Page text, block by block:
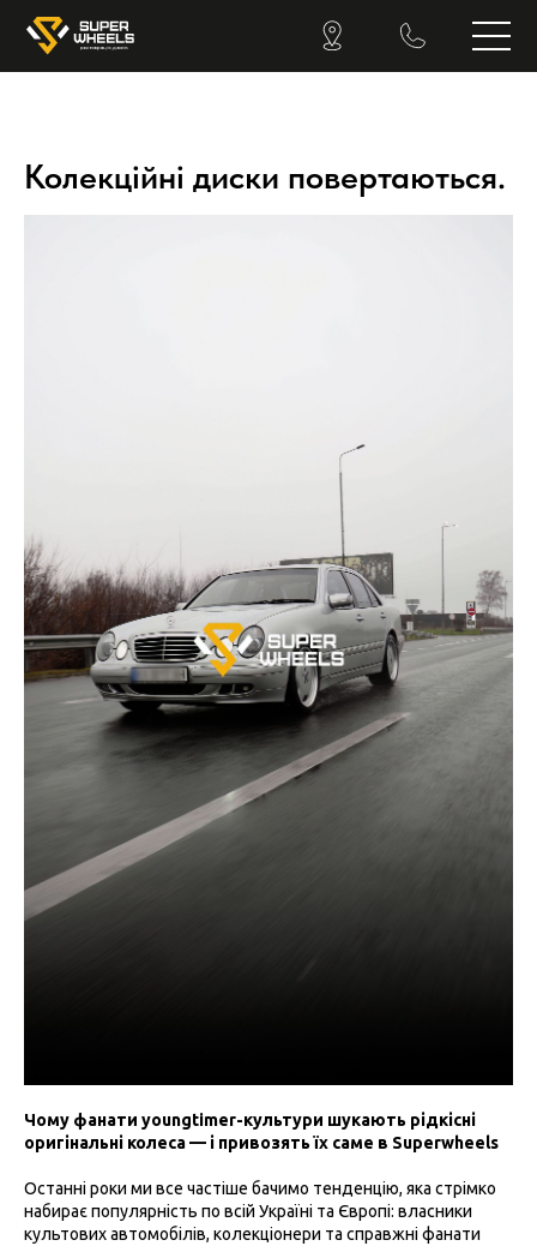
Колекційні диски повертаються.
Чому фанати youngtimer-культури шукають рідкісні
оригінальні колеса — і привозять їх саме в Superwheels
Останні роки ми все частіше бачимо тенденцію, яка стрімко
набирає популярність по всій Україні та Європі: власники
культових автомобілів, колекціонери та справжні фанати